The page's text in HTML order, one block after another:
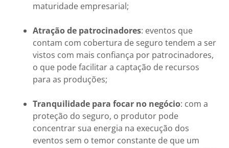
maturidade empresarial;
Atração de patrocinadores: eventos que
contam com cobertura de seguro tendem a ser
vistos com mais confiança por patrocinadores,
o que pode facilitar a captação de recursos
para as produções;
Tranquilidade para focar no negócio: com a
proteção do seguro, o produtor pode
concentrar sua energia na execução dos
eventos sem o temor constante de que um